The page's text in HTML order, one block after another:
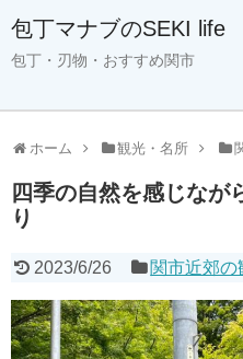
包丁マナブのSEKI life
包丁・刃物・おすすめ関市
ホーム 観光・名所
四季の自然を感じなが
り
2023/6/26 関市近郊の